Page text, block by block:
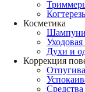
Косметика
Шампуни
Уходовая
Духи и
Коррекция